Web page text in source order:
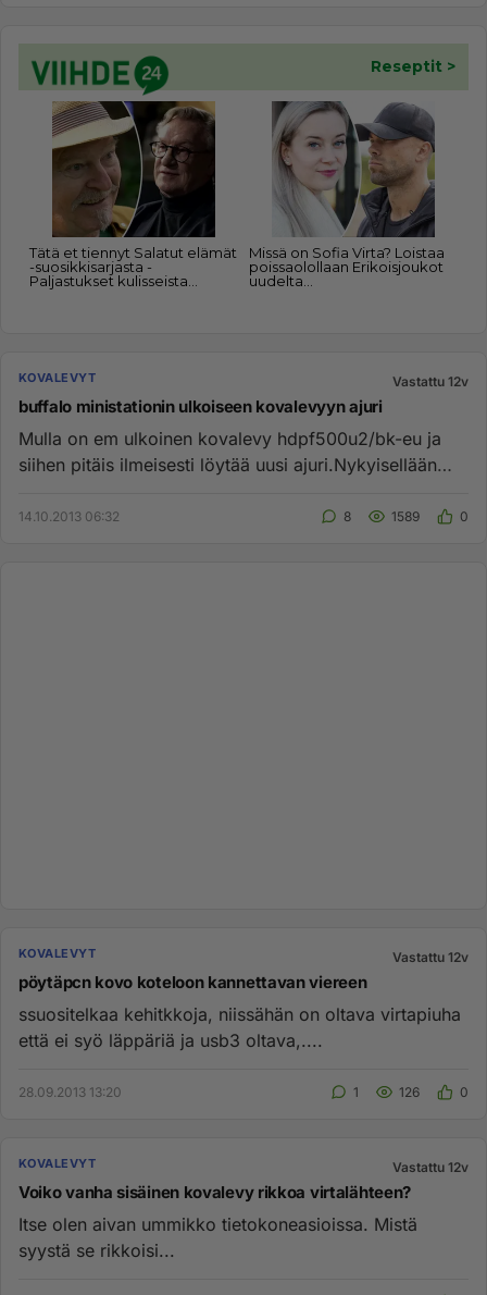
KOVALEVYT Vastattu 12v
buffalo ministationin ulkoiseen kovalevyyn ajuri
Mulla on em ulkoinen kovalevy hdpf500u2/bk-eu ja
siihen pitäis ilmeisesti löytää uusi ajuri.Nykyisellään
14.10.2013 06:32 8 1589 0
KOVALEVYT Vastattu 12v
pöytäpcn kovo koteloon kannettavan viereen
ssuositelkaa kehitkkoja, niissähän on oltava virtapiuha
että ei syö läppäriä ja usb3 oltava,....
28.09.2013 13:20 1 126 0
KOVALEVYT Vastattu 12v
Voiko vanha sisäinen kovalevy rikkoa virtalähteen?
Itse olen aivan ummikko tietokoneasioissa. Mistä
syystä se rikkoisi...